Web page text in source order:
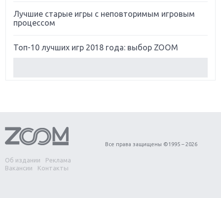
Лучшие старые игры с неповторимым игровым
процессом
Топ-10 лучших игр 2018 года: выбор ZOOM
Обзор игры Forza Horizon 4: вершина эволюции
Две важных новинки для консолей: Spider-Man и
Divinity Original Sin 2
Об издании
Реклама
Вакансии
Контакты
Все права защищены ©1995 – 2026